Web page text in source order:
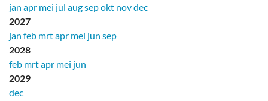
jan apr mei jul augsepokt novdec
2027
jan feb mrtapr mei jun sep
2028
feb mrtapr mei jun
2029
dec